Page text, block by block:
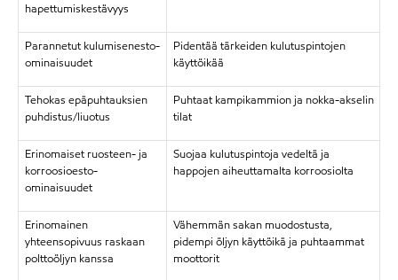
hapettumiskestävyys
Parannetut kulumisenesto-
ominaisuudet
Pidentää tärkeiden kulutuspintojen
käyttöikää
Tehokas epäpuhtauksien
puhdistus/liuotus
Puhtaat kampikammion ja nokka-akselin
tilat
Erinomaiset ruosteen- ja
korroosioesto-
ominaisuudet
Suojaa kulutuspintoja vedeltä ja
happojen aiheuttamalta korroosiolta
Erinomainen
yhteensopivuus raskaan
polttoöljyn kanssa
Vähemmän sakan muodostusta,
pidempi öljyn käyttöikä ja puhtaammat
moottorit